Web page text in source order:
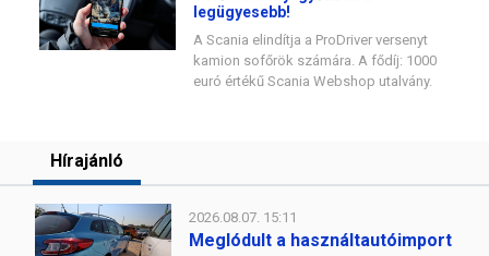
legügyesebb!
A Scania elindítja a ProDriver versenyt
kamion sofőrök számára. A fődíj: 1000
euró értékű Scania Webshop utalvány.
Hírajánló
2026.08.07. 15:11
Meglódult a használtautóimport